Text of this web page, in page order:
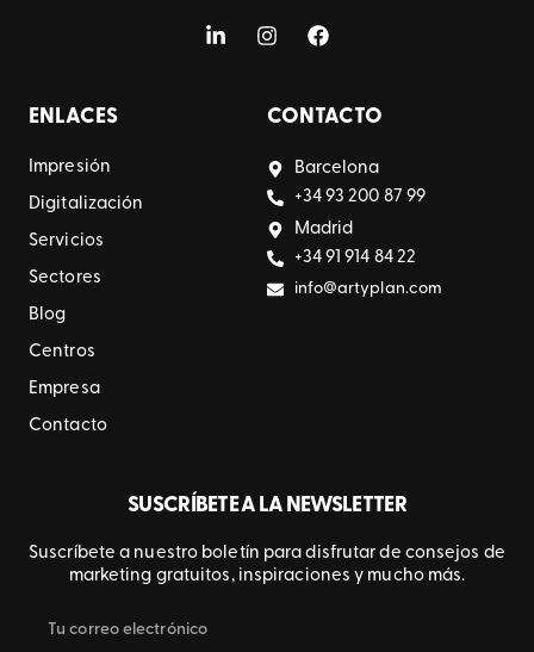
ENLACES
Impresión
Digitalización
Servicios
Sectores
Blog
Centros
Empresa
Contacto
CONTACTO
Barcelona
+34 93 200 87 99
Madrid
+34 91 914 84 22
info@artyplan.com
SUSCRÍBETE A LA NEWSLETTER
Suscríbete a nuestro boletín para disfrutar de consejos de
marketing gratuitos, inspiraciones y mucho más.